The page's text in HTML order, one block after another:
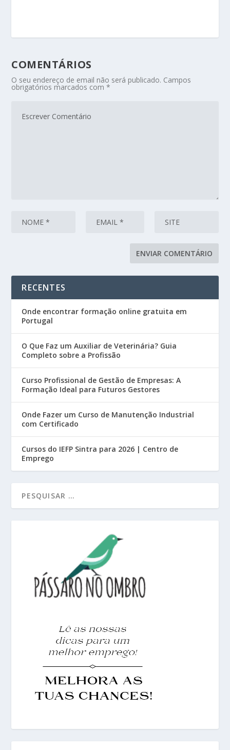
COMENTÁRIOS
O seu endereço de email não será publicado. Campos
obrigatórios marcados com*
RECENTES
Onde encontrar formação online gratuita em
Portugal
O Que Faz um Auxiliar de Veterinária? Guia
Completo sobre a Profissão
Curso Profissional de Gestão de Empresas: A
Formação Ideal para Futuros Gestores
Onde Fazer um Curso de Manutenção Industrial
com Certificado
Cursos do IEFP Sintra para 2026 | Centro de
Emprego